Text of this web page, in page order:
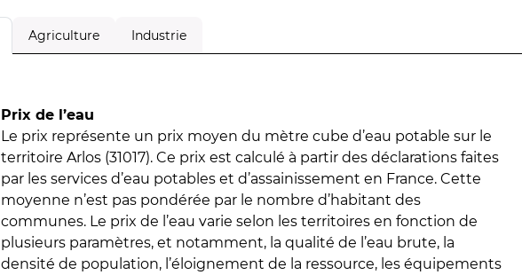
Agriculture Industrie
Prix de l’eau
Le prix représente un prix moyen du mètre cube d’eau potable sur le
territoire Arlos (31017). Ce prix est calculé à partir des déclarations faites
par les services d’eau potables et d’assainissement en France. Cette
moyenne n’est pas pondérée par le nombre d’habitant des
communes. Le prix de l’eau varie selon les territoires en fonction de
plusieurs paramètres, et notamment, la qualité de l’eau brute, la
densité de population, l’éloignement de la ressource, les équipements